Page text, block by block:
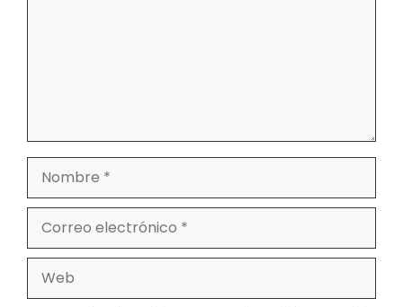
Nombre
electrónico